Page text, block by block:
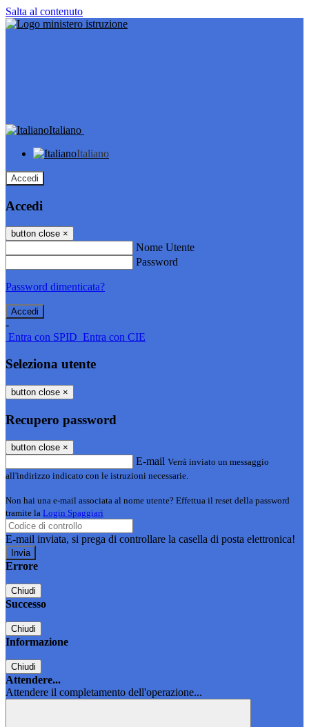
Salta al contenuto
Italiano
Italiano
Accedi
Accedi
button close ×
Nome Utente
Password
Password dimenticata?
-
Entra con SPID Entra con CIE
Seleziona utente
button close ×
Recupero password
button close ×
E-mail Verrà inviato un messaggio
all'indirizzo indicato con le istruzioni necessarie.
Non hai una e-mail associata al nome utente? Effettua il reset della password
tramite la Login Spaggiari
E-mail inviata, si prega di controllare la casella di posta elettronica!
Errore
Chiudi
Successo
Chiudi
Informazione
Chiudi
Attendere...
Attendere il completamento dell'operazione...